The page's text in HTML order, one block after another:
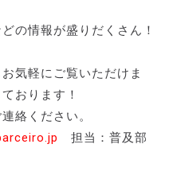
の情報が盛りだくさん！
気軽にご覧いただけま
おります！
絡ください。
担当：普及部